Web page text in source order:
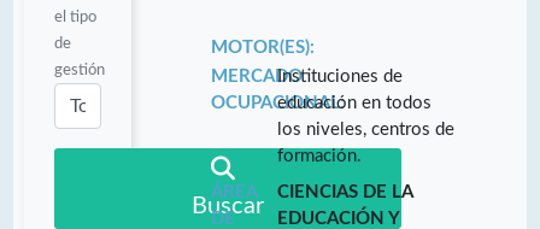
el tipo
de
gestión
Buscar
MOTOR(ES):
MERCADO
OCUPACIONAL:
Instituciones de
educación en todos
los niveles, centros de
formación.
ÁREA
DE
CIENCIAS DE LA
EDUCACIÓN Y